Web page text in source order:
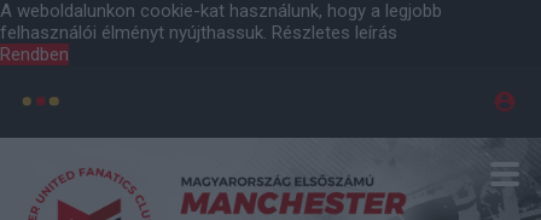
A weboldalunkon cookie-kat használunk, hogy a legjobb
felhasználói élményt nyújthassuk. Részletes leírás
Rendben